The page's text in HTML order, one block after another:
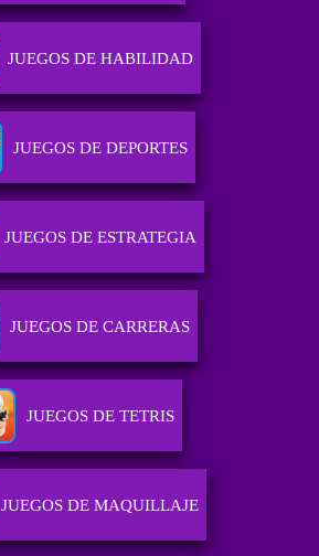
JUEGOS DE HABILIDAD
JUEGOS DE DEPORTES
JUEGOS DE ESTRATEGIA
JUEGOS DE CARRERAS
JUEGOS DE TETRIS
JUEGOS DE MAQUILLAJE